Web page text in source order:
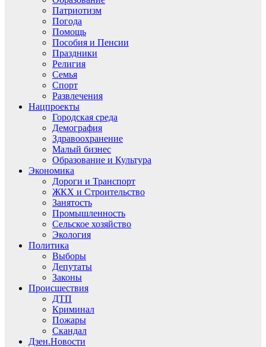
Патриотизм
Погода
Помощь
Пособия и Пенсии
Праздники
Религия
Семья
Спорт
Развлечения
Нацпроекты
Городская среда
Демография
Здравоохранение
Малый бизнес
Образование и Культура
Экономика
Дороги и Транспорт
ЖКХ и Строительство
Занятость
Промышленность
Сельское хозяйство
Экология
Политика
Выборы
Депутаты
Законы
Происшествия
ДТП
Криминал
Пожары
Скандал
Дзен.Новости